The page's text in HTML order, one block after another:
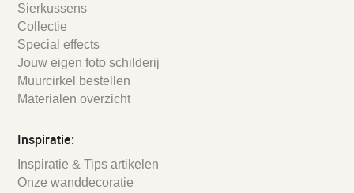
Sierkussens
Collectie
Special effects
Jouw eigen foto schilderij
Muurcirkel bestellen
Materialen overzicht
Inspiratie:
Inspiratie & Tips artikelen
Onze wanddecoratie